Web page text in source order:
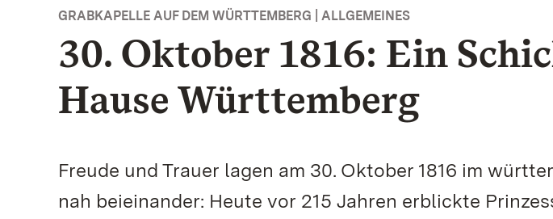
GRABKAPELLE AUF DEM WÜRTTEMBERG | ALLGEMEINES
30. Oktober 1816: Ein
Hause Württemberg
Freude und Trauer lagen am 30. Oktober 1816 im
nah beieinander: Heute vor 215 Jahren erblickte